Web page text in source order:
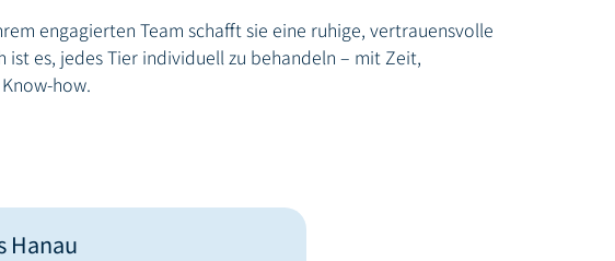
engagierten Team schafft sie eine ruhige, vertrauensvolle
es, jedes Tier individuell zu behandeln – mit Zeit,
how.
Hanau